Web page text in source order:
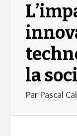
la
Par Pascal